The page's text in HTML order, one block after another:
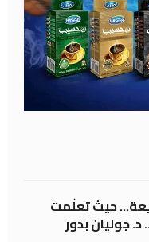
حيث تعلّمت
جوليان بدور